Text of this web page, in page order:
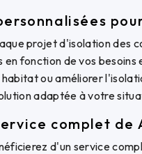
projet d'isolation des
fonction de vos
ou améliorer
adaptée à votre
complet de
d'un service